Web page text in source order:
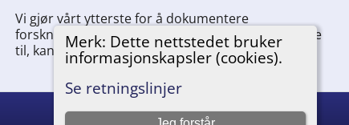
Merk: Dette nettstedet bruker
informasjonskapsler (cookies).
Se retningslinjer
Vi gjør vårt ytterste for å dokumentere
forskningen vår. Hvis du har noe du ønsker å legge
til, kan du kontakte oss.